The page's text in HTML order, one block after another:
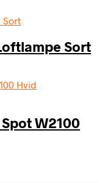
Sort
W2100